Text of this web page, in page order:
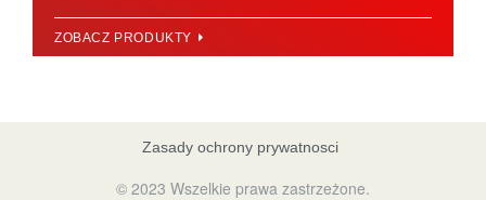
ZOBACZ PRODUKTY
Zasady ochrony prywatnosci
© 2023 Wszelkie prawa zastrzeżone.